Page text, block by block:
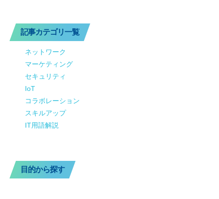
記事カテゴリ一覧
ネットワーク
マーケティング
セキュリティ
IoT
コラボレーション
スキルアップ
IT用語解説
目的から探す